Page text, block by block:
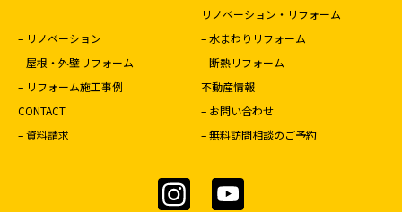
リノベーション・リフォーム
– リノベーション
– 水まわりリフォーム
– 屋根・外壁リフォーム
– 断熱リフォーム
– リフォーム施工事例
不動産情報
CONTACT
– お問い合わせ
– 資料請求
– 無料訪問相談のご予約